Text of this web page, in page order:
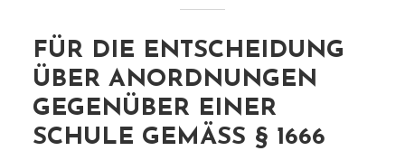
FÜR DIE ENTSCHEIDUNG
ÜBER ANORDNUNGEN
GEGENÜBER EINER
SCHULE GEMÄSS § 1666 A